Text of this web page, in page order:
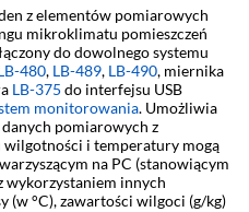
z elementów pomiarowych
mikroklimatu pomieszczeń
do dowolnego systemu
480, LB-489, LB-490, miernika
LB-375 do interfejsu USB
monitorowania. Umożliwia
pomiarowych z
i temperatury mogą
na PC (stanowiącym
wykorzystaniem innych
(w °C), zawartości wilgoci (g/kg)